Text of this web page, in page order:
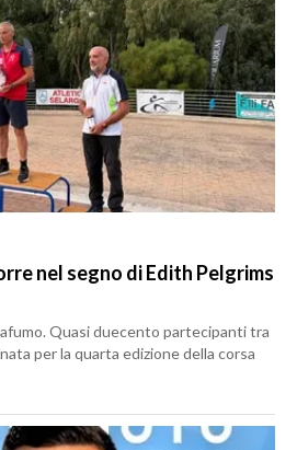
nel segno di Edith Pelgrims
Quasi duecento partecipanti tra
per la quarta edizione della corsa